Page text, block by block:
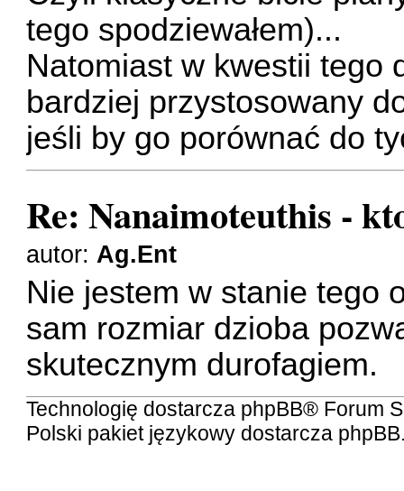
tego spodziewałem)...
Natomiast w kwestii tego
bardziej przystosowany
jeśli by go porównać do
Re: Nanaimoteuthis -
autor: Ag.Ent
Nie jestem w stanie tego
sam rozmiar dzioba
skutecznym durofagiem.
Technologię dostarcza phpBB® Forum
Polski pakiet językowy dostarcza